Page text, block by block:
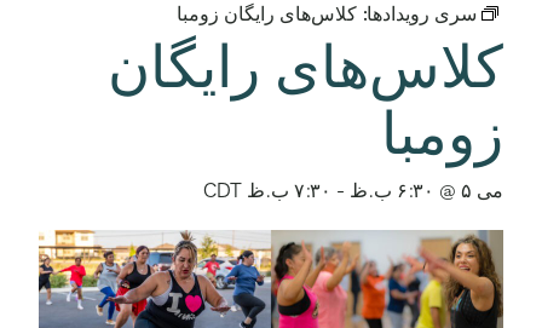
سری رویدادها: کلاس‌های رایگان زومبا
کلاس‌های رایگان
زومبا
می ۵ @ ۶:۳۰ ب.ظ - ۷:۳۰ ب.ظ CDT